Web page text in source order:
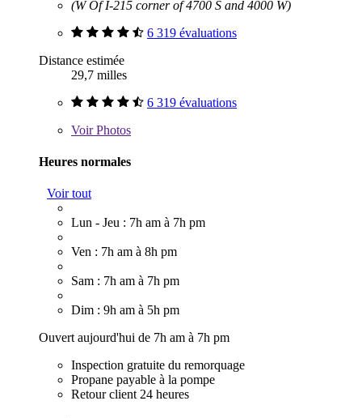
(W Of I-215 corner of 4700 S and 4000 W)
6 319 évaluations
Distance estimée
29,7 milles
6 319 évaluations
VoirPhotos
Heures normales
Voir tout
Lun - Jeu : 7h am à 7h pm
Ven : 7h am à 8h pm
Sam : 7h am à 7h pm
Dim : 9h am à 5h pm
Ouvert aujourd'hui de 7h am à 7h pm
Inspection gratuite du remorquage
Propane payable à la pompe
Retour client 24 heures